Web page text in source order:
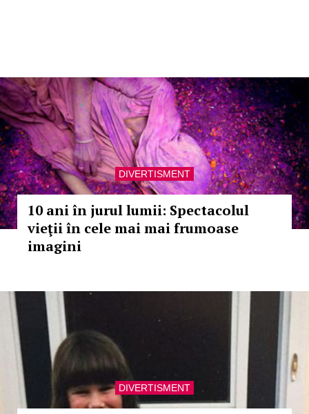
DIVERTISMENT
10 ani în jurul lumii: Spectacolul
vieţii în cele mai mai frumoase
imagini
DIVERTISMENT